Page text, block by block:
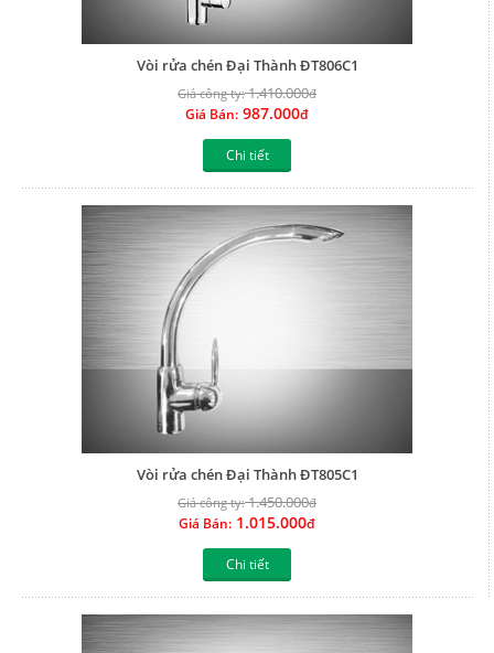
Vòi rửa chén Đại Thành ĐT806C1
Giá công ty:1.410.000đ
Giá Bán: 987.000đ
Chi tiết
Vòi rửa chén Đại Thành ĐT805C1
Giá công ty:1.450.000đ
Giá Bán: 1.015.000đ
Chi tiết